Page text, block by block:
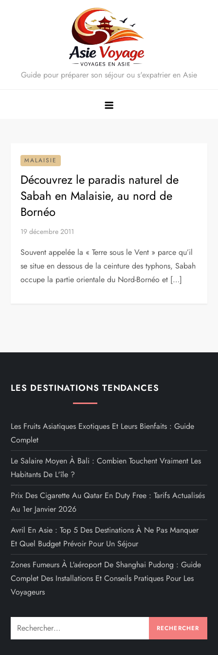
Guide pour préparer son séjour ou s'expatrier en Asie
MALAISIE
Découvrez le paradis naturel de
Sabah en Malaisie, au nord de
Bornéo
19 décembre 2011
Souvent appelée la « Terre sous le Vent » parce qu’il
se situe en dessous de la ceinture des typhons, Sabah
occupe la partie orientale du Nord-Bornéo et […]
LES DESTINATIONS TENDANCES
Les Fruits Asiatiques Exotiques Et Leurs Bienfaits : Guide
Complet
Le Salaire Moyen À Bali : Combien Touchent Vraiment Les
Habitants De L'île ?
Prix Des Cigarette Au Qatar En Duty Free : Tarifs Actualisés
Au 1er Janvier 2026
Avril En Asie : Top 5 Des Destinations À Ne Pas Manquer
Et Quel Budget Prévoir Pour Un Séjour
Zones Fumeurs À L'aéroport De Shanghai Pudong : Guide
Complet Des Installations Et Conseils Pratiques Pour Les
Voyageurs
Rechercher :